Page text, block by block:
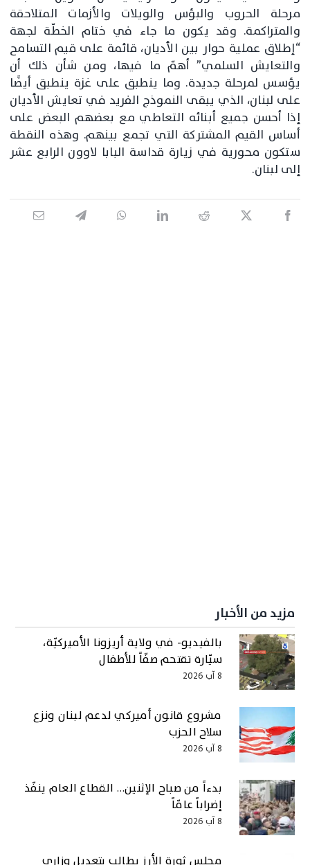
مرحلة الحروب والبؤس والويلات والأزمات المتلاحقة
والمتراكمة. وقد يكون ما جاء في ختام الخطّة لجهة
“إطلاق عملية حوار بين الأديان، قائمة على قيم التسامح
والتعايش السلمي” أهمّ ما فيها، ومن شأن ذلك أن
يؤسس لمرحلة جديدة. وما ينطبق على غزة ينطبق أيضًا
على لبنان، الذي يبقى النموذج الفريد في تعايش الأديان
إذا أحسن جميع أبنائه التعاطي مع بعضهم البعض على
أساس القيم المشتركة التي تجمع بينهم. وهذه النقطة
ستكون محورية في زيارة قداسة البابا لاوون الرابع عشر
إلى لبنان.
مزيد من الأخبار
بالفيديو- في ولاية أريزونا الأميركيّة،
سيّارة تقتحم صفّاً للأطفال
8 آب 2026
مشروع قانون أميركي لدعم لبنان ونزع
سلاح الحزب
8 آب 2026
بدءاً من صباح الإثنين… القطاع العام ينفّذ
إضراباً عامّاً
8 آب 2026
مجلس ثورة الأرز يطالب بتعديل وزاري